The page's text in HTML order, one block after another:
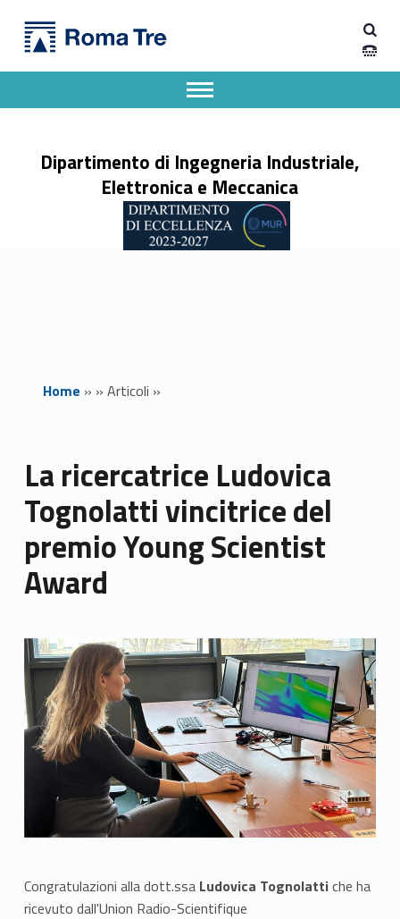
La ricercatrice Ludovica Tognolatti vincitrice del premio Young Scientist Award - Dipartimento di Ingegneria Industriale, Elettronica e Meccanica
Dipartimento di Ingegneria Industriale, Elettronica e Meccanica dell'Università degli Studi Roma Tre
Dipartimento di Ingegneria Industriale,
Elettronica e Meccanica
Apri il menu secondario
Header info sidebar
Home » » Articoli »
La ricercatrice Ludovica
Tognolatti vincitrice del
premio Young Scientist
Award
Link identifier archive #link-archive-thumb-soap-14319
Congratulazioni alla dott.ssa Ludovica Tognolattiche ha
ricevuto dall'Union Radio-Scientifique